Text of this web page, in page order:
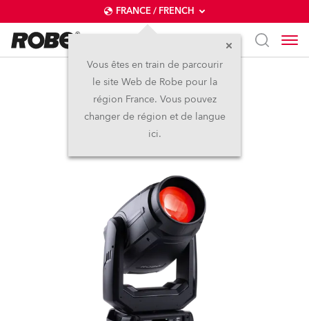
FRANCE / FRENCH
Vous êtes en train de parcourir
le site Web de Robe pour la
région France. Vous pouvez
changer de région et de langue
ici.
LedPOINTE®